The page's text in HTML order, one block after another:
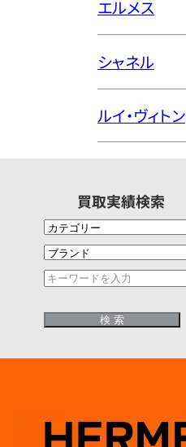
エルメス
シャネル
ルイ・ヴィトン
買取実績検索